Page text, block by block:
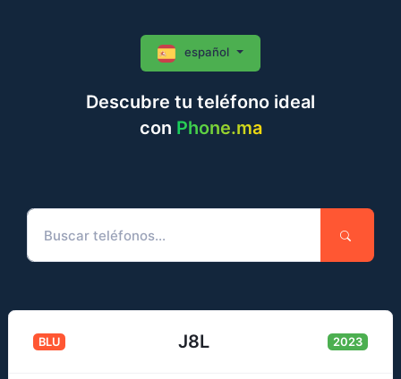
Descubre tu teléfono ideal
con Phone.ma
español
BLU J8L 2023